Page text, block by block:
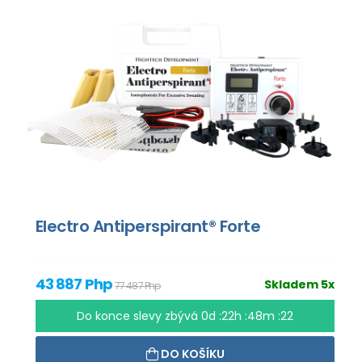
Electro Antiperspirant® Forte
Skladem 5x
43 887 Php77 487 Php
Do konce slevy zbývá0d :22h :48m :21
DO KOŠÍKU